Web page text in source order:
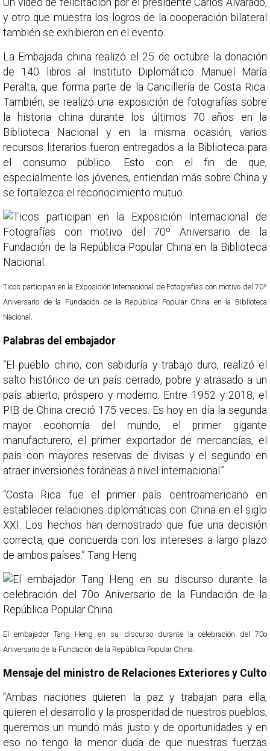
Un video de felicitación por el presidente Carlos Alvarado,
y otro que muestra los logros de la cooperación bilateral
también se exhibieron en el evento.
La Embajada china realizó el 25 de octubre la donación
de 140 libros al Instituto Diplomático Manuel María
Peralta, que forma parte de la Cancillería de Costa Rica.
También, se realizó una exposición de fotografías sobre
la historia china durante los últimos 70 años en la
Biblioteca Nacional y en la misma ocasión, varios
recursos literarios fueron entregados a la Biblioteca para
el consumo público. Esto con el fin de que,
especialmente los jóvenes, entiendan más sobre China y
se fortalezca el reconocimiento mutuo.
Ticos participan en la Exposición Internacional de Fotografías con motivo del 70º
Aniversario de la Fundación de la República Popular China en la Biblioteca
Nacional.
Palabras del embajador
“El pueblo chino, con sabiduría y trabajo duro, realizó el
salto histórico de un país cerrado, pobre y atrasado a un
país abierto, próspero y moderno. Entre 1952 y 2018, el
PIB de China creció 175 veces. Es hoy en día la segunda
mayor economía del mundo, el primer gigante
manufacturero, el primer exportador de mercancías, el
país con mayores reservas de divisas y el segundo en
atraer inversiones foráneas a nivel internacional.”
“Costa Rica fue el primer país centroamericano en
establecer relaciones diplomáticas con China en el siglo
XXI. Los hechos han demostrado que fue una decisión
correcta, que concuerda con los intereses a largo plazo
de ambos países.” Tang Heng
El embajador Tang Heng en su discurso durante la celebración del 70o
Aniversario de la Fundación de la República Popular China.
Mensaje del ministro de Relaciones Exteriores y Culto
“Ambas naciones quieren la paz y trabajan para ella,
quieren el desarrollo y la prosperidad de nuestros pueblos;
queremos un mundo más justo y de oportunidades y en
eso no tengo la menor duda de que nuestras fuerzas